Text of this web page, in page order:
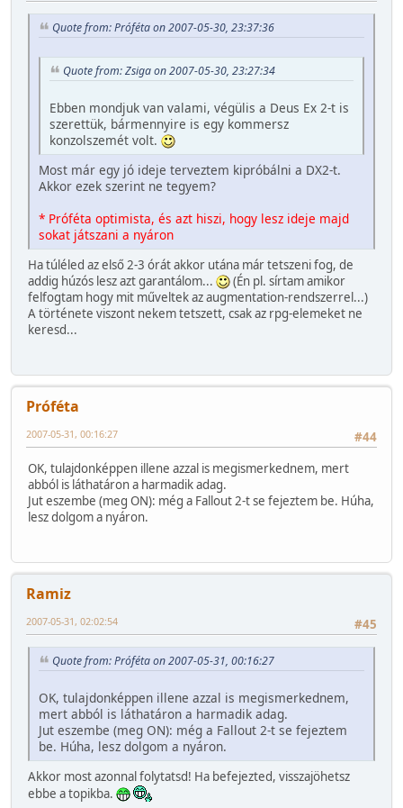
Quote from: Próféta on 2007-05-30, 23:37:36
Quote from: Zsiga on 2007-05-30, 23:27:34
Ebben mondjuk van valami, végülis a Deus Ex 2-t is
szerettük, bármennyire is egy kommersz
konzolszemét volt.
Most már egy jó ideje terveztem kipróbálni a DX2-t.
Akkor ezek szerint ne tegyem?
* Próféta optimista, és azt hiszi, hogy lesz ideje majd
sokat játszani a nyáron
Ha túléled az első 2-3 órát akkor utána már tetszeni fog, de
addig húzós lesz azt garantálom...
(Én pl. sírtam amikor
felfogtam hogy mit műveltek az augmentation-rendszerrel...)
A története viszont nekem tetszett, csak az rpg-elemeket ne
keresd...
Próféta
#44
2007-05-31, 00:16:27
OK, tulajdonképpen illene azzal is megismerkednem, mert
abból is láthatáron a harmadik adag.
Jut eszembe (meg ON): még a Fallout 2-t se fejeztem be. Húha,
lesz dolgom a nyáron.
Ramiz
#45
2007-05-31, 02:02:54
Quote from: Próféta on 2007-05-31, 00:16:27
OK, tulajdonképpen illene azzal is megismerkednem,
mert abból is láthatáron a harmadik adag.
Jut eszembe (meg ON): még a Fallout 2-t se fejeztem
be. Húha, lesz dolgom a nyáron.
Akkor most azonnal folytatsd! Ha befejezted, visszajöhetsz
ebbe a topikba.